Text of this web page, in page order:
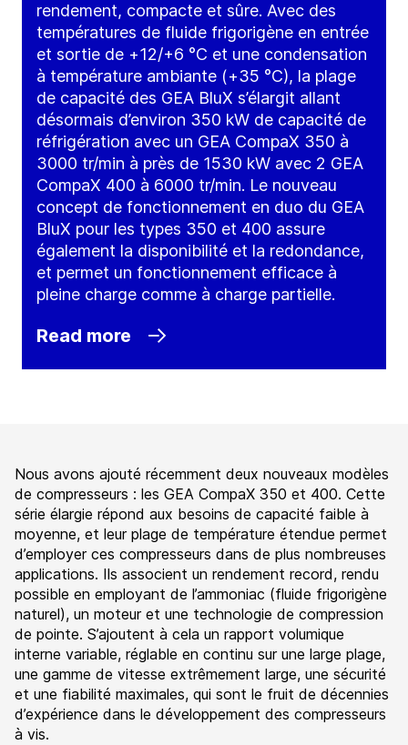
rendement, compacte et sûre. Avec des
températures de fluide frigorigène en entrée
et sortie de +12/+6 °C et une condensation
à température ambiante (+35 °C), la plage
de capacité des GEA BluX s’élargit allant
désormais d’environ 350 kW de capacité de
réfrigération avec un GEA CompaX 350 à
3000 tr/min à près de 1530 kW avec 2 GEA
CompaX 400 à 6000 tr/min. Le nouveau
concept de fonctionnement en duo du GEA
BluX pour les types 350 et 400 assure
également la disponibilité et la redondance,
et permet un fonctionnement efficace à
pleine charge comme à charge partielle.
Read more
Nous avons ajouté récemment deux nouveaux modèles
de compresseurs : les GEA CompaX 350 et 400. Cette
série élargie répond aux besoins de capacité faible à
moyenne, et leur plage de température étendue permet
d’employer ces compresseurs dans de plus nombreuses
applications. Ils associent un rendement record, rendu
possible en employant de l’ammoniac (fluide frigorigène
naturel), un moteur et une technologie de compression
de pointe. S’ajoutent à cela un rapport volumique
interne variable, réglable en continu sur une large plage,
une gamme de vitesse extrêmement large, une sécurité
et une fiabilité maximales, qui sont le fruit de décennies
d’expérience dans le développement des compresseurs
à vis.